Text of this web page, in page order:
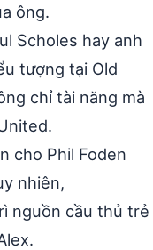
ông.
Scholes hay anh
tượng tại Old
chỉ tài năng mà
cho Phil Foden
nhiên,
nguồn cầu thủ trẻ